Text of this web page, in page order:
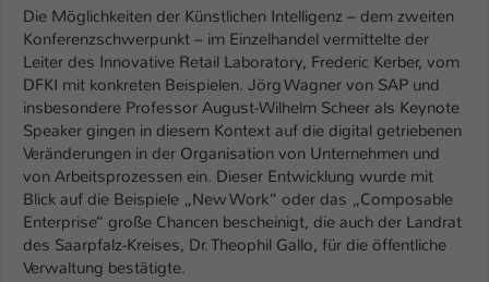
Die Möglichkeiten der Künstlichen Intelligenz – dem zweiten
Konferenzschwerpunkt – im Einzelhandel vermittelte der
Leiter des Innovative Retail Laboratory, Frederic Kerber, vom
DFKI mit konkreten Beispielen. Jörg Wagner von SAP und
insbesondere Professor August-Wilhelm Scheer als Keynote
Speaker gingen in diesem Kontext auf die digital getriebenen
Veränderungen in der Organisation von Unternehmen und
von Arbeitsprozessen ein. Dieser Entwicklung wurde mit
Blick auf die Beispiele „New Work“ oder das „Composable
Enterprise“ große Chancen bescheinigt, die auch der Landrat
des Saarpfalz-Kreises, Dr. Theophil Gallo, für die öffentliche
Verwaltung bestätigte.
gewährt.
Name be_typo_user
Anbieter TYPO3
Laufzeit 1 Tag
Zweck
Dieser Cookie teilt der Webseite mit, ob
ein Besucher im Typo3-Backend
angemeldet ist und Rechte besitzt diese